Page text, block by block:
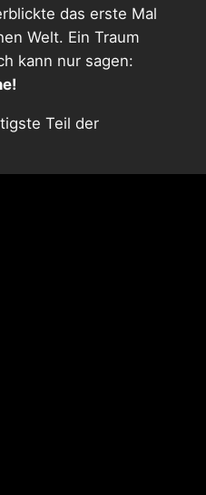
das erste Mal
Welt. Ein Traum
kann nur sagen:
Teil der